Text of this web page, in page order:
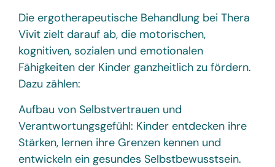
Die ergotherapeutische Behandlung bei Thera
Vivit zielt darauf ab, die motorischen,
kognitiven, sozialen und emotionalen
Fähigkeiten der Kinder ganzheitlich zu fördern.
Dazu zählen:
Aufbau von Selbstvertrauen und
Verantwortungsgefühl: Kinder entdecken ihre
Stärken, lernen ihre Grenzen kennen und
entwickeln ein gesundes Selbstbewusstsein.